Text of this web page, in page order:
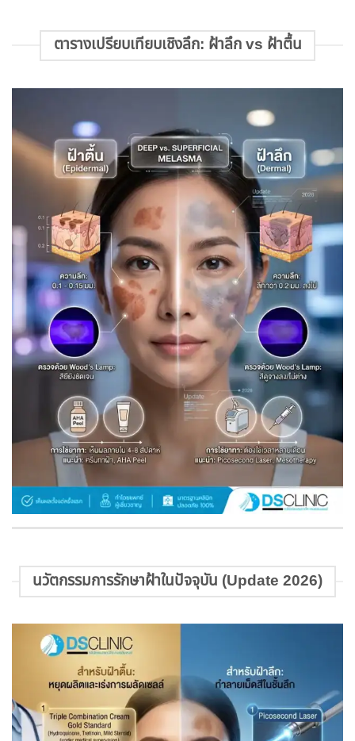
ตารางเปรียบเทียบเชิงลึก: ฝ้าลึก vs ฝ้าตื้น
นวัตกรรมการรักษาฝ้าในปัจจุบัน (Update 2026)